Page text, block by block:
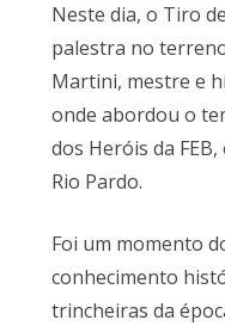
Neste dia, o Tiro
palestra no
Martini, mestre e
onde abordou o
dos Heróis da
Rio Pardo.
Foi um momento
conhecimento
trincheiras da